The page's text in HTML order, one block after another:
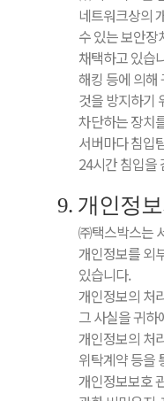
네트워크상의
수 있는 보안장
채택하고 있습
해킹 등에 의해
것을 방지하기
차단하는 장치
서버마다 침입
24시간 침입을
9. 개인정
㈜택스박스는
개인정보를 외
있습니다.
개인정보의 처
그 사실을 귀하
개인정보의 처
위탁계약 등을
개인정보보호